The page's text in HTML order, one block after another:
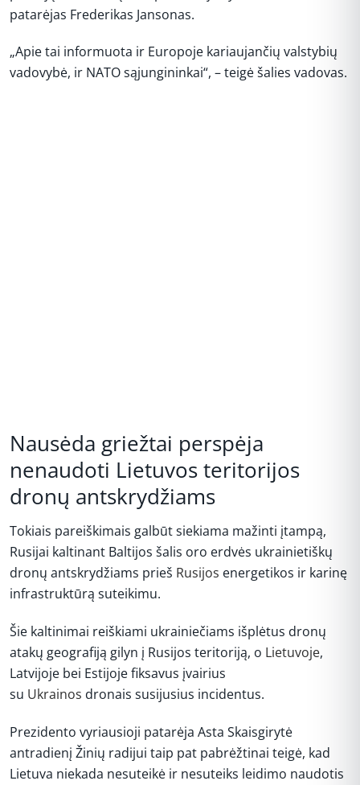
patarėjas Frederikas Jansonas.
„Apie tai informuota ir Europoje kariaujančių valstybių
vadovybė, ir NATO sąjungininkai“, – teigė šalies vadovas.
Nausėda griežtai perspėja
nenaudoti Lietuvos teritorijos
dronų antskrydžiams
Tokiais pareiškimais galbūt siekiama mažinti įtampą,
Rusijai kaltinant Baltijos šalis oro erdvės ukrainietiškų
dronų antskrydžiams prieš Rusijos energetikos ir karinę
infrastruktūrą suteikimu.
Šie kaltinimai reiškiami ukrainiečiams išplėtus dronų
atakų geografiją gilyn į Rusijos teritoriją, o Lietuvoje,
Latvijoje bei Estijoje fiksavus įvairius
su Ukrainos dronais susijusius incidentus.
Prezidento vyriausioji patarėja Asta Skaisgirytė
antradienį Žinių radijui taip pat pabrėžtinai teigė, kad
Lietuva niekada nesuteikė ir nesuteiks leidimo naudotis